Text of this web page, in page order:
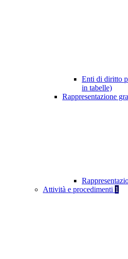
Enti di diritto
in tabelle)
Rappresentazione
Attività e procedimenti 1